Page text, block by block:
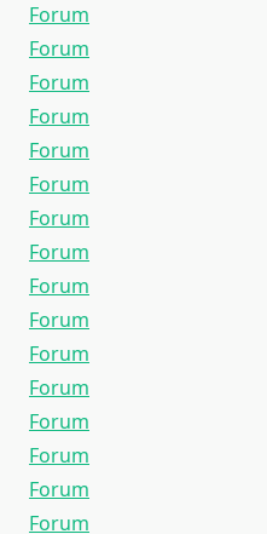
Forum
Forum
Forum
Forum
Forum
Forum
Forum
Forum
Forum
Forum
Forum
Forum
Forum
Forum
Forum
Forum